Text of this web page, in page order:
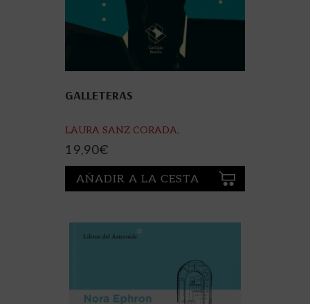
GALLETERAS
LAURA SANZ CORADA,
19,90€
AÑADIR A LA CESTA